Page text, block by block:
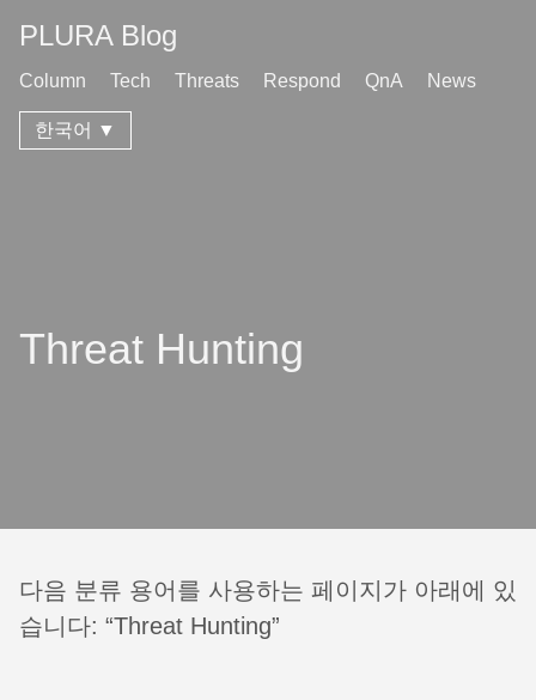
PLURA Blog
Column Tech Threats Respond QnA News
한국어 ▼
Threat Hunting
다음 분류 용어를 사용하는 페이지가 아래에 있
습니다: “Threat Hunting”